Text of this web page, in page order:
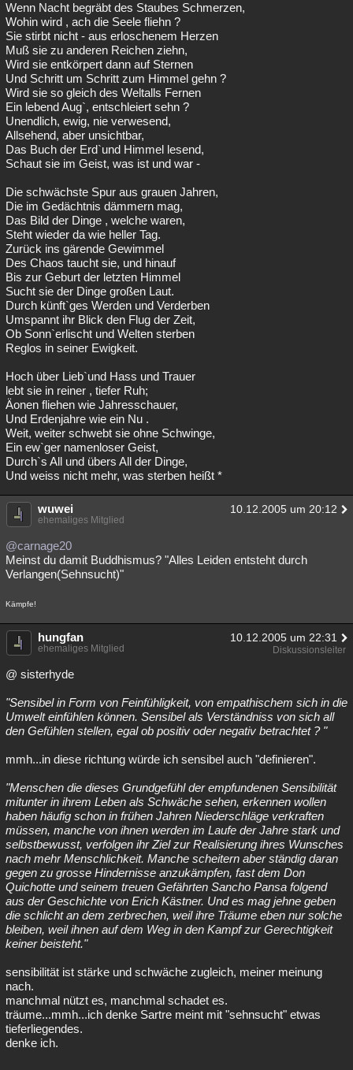
Wenn Nacht begräbt des Staubes Schmerzen,
Wohin wird , ach die Seele fliehn ?
Sie stirbt nicht - aus erloschenem Herzen
Muß sie zu anderen Reichen ziehn,
Wird sie entkörpert dann auf Sternen
Und Schritt um Schritt zum Himmel gehn ?
Wird sie so gleich des Weltalls Fernen
Ein lebend Aug`, entschleiert sehn ?
Unendlich, ewig, nie verwesend,
Allsehend, aber unsichtbar,
Das Buch der Erd`und Himmel lesend,
Schaut sie im Geist, was ist und war -
Die schwächste Spur aus grauen Jahren,
Die im Gedächtnis dämmern mag,
Das Bild der Dinge , welche waren,
Steht wieder da wie heller Tag.
Zurück ins gärende Gewimmel
Des Chaos taucht sie, und hinauf
Bis zur Geburt der letzten Himmel
Sucht sie der Dinge großen Laut.
Durch künft`ges Werden und Verderben
Umspannt ihr Blick den Flug der Zeit,
Ob Sonn`erlischt und Welten sterben
Reglos in seiner Ewigkeit.
Hoch über Lieb`und Hass und Trauer
lebt sie in reiner , tiefer Ruh;
Äonen fliehen wie Jahresschauer,
Und Erdenjahre wie ein Nu .
Weit, weiter schwebt sie ohne Schwinge,
Ein ew`ger namenloser Geist,
Durch`s All und übers All der Dinge,
Und weiss nicht mehr, was sterben heißt *
wuwei 10.12.2005 um 20:12
ehemaliges Mitglied
@carnage20
Meinst du damit Buddhismus? "Alles Leiden entsteht durch
Verlangen(Sehnsucht)"
Kämpfe!
hungfan 10.12.2005 um 22:31
ehemaliges Mitglied Diskussionsleiter
@ sisterhyde
"Sensibel in Form von Feinfühligkeit, von empathischem sich in die
Umwelt einfühlen können. Sensibel als Verständniss von sich all
den Gefühlen stellen, egal ob positiv oder negativ betrachtet ? "
mmh...in diese richtung würde ich sensibel auch "definieren".
"Menschen die dieses Grundgefühl der empfundenen Sensibilität
mitunter in ihrem Leben als Schwäche sehen, erkennen wollen
haben häufig schon in frühen Jahren Niederschläge verkraften
müssen, manche von ihnen werden im Laufe der Jahre stark und
selbstbewusst, verfolgen ihr Ziel zur Realisierung ihres Wunsches
nach mehr Menschlichkeit. Manche scheitern aber ständig daran
gegen zu grosse Hindernisse anzukämpfen, fast dem Don
Quichotte und seinem treuen Gefährten Sancho Pansa folgend
aus der Geschichte von Erich Kästner. Und es mag jehne geben
die schlicht an dem zerbrechen, weil ihre Träume eben nur solche
bleiben, weil ihnen auf dem Weg in den Kampf zur Gerechtigkeit
keiner beisteht."
sensibilität ist stärke und schwäche zugleich, meiner meinung
nach.
manchmal nützt es, manchmal schadet es.
träume...mmh...ich denke Sartre meint mit "sehnsucht" etwas
tieferliegendes.
denke ich.